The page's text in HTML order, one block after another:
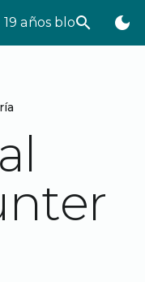
19 años bloggeando
search dark_mode